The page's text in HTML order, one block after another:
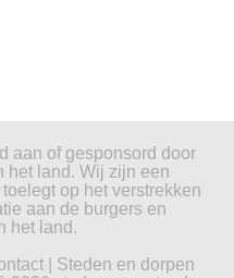
aan of gesponsord door
het land. Wij zijn een
op het verstrekken
aan de burgers en
het land.
| Steden en dorpen